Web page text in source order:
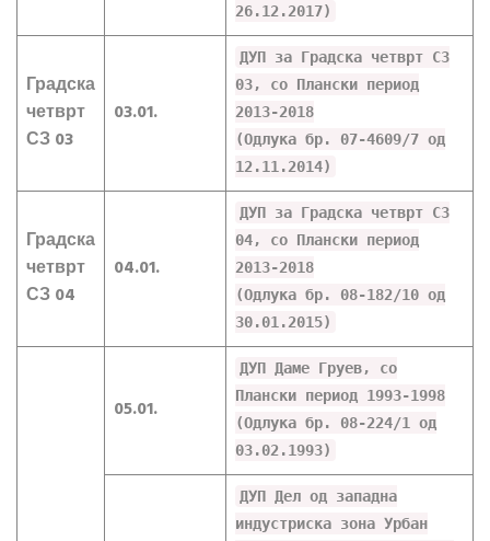
26.12.2017)
Градска
четврт
СЗ 03
03.01.
ДУП за Градска четврт СЗ
03, со Плански период
2013-2018
(Одлука бр. 07-4609/7 од
12.11.2014)
Градска
четврт
СЗ 04
04.01.
ДУП за Градска четврт СЗ
04, со Плански период
2013-2018
(Одлука бр. 08-182/10 од
30.01.2015)
05.01.
ДУП Даме Груев, со
Плански период 1993-1998
(Одлука бр. 08-224/1 од
03.02.1993)
ДУП Дел од западна
индустриска зона Урбан